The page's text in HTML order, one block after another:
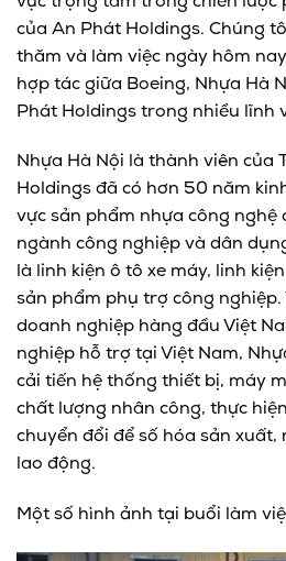
của An Phát Holdings. Chúng
thăm và làm việc ngày hôm
hợp tác giữa Boeing, Nhựa Hà
Phát Holdings trong nhiều lĩnh
Nhựa Hà Nội là thành viên của
Holdings đã có hơn 50 năm
vực sản phẩm nhựa công nghệ
ngành công nghiệp và dân
là linh kiện ô tô xe máy, linh
sản phẩm phụ trợ công
doanh nghiệp hàng đầu Việt
nghiệp hỗ trợ tại Việt Nam,
cải tiến hệ thống thiết bị, máy
chất lượng nhân công, thực
chuyển đổi để số hóa sản xuất,
lao động.
Một số hình ảnh tại buổi làm